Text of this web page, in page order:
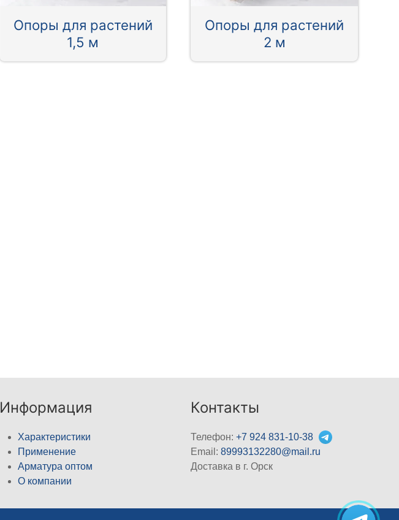
Опоры для растений
1,5 м
Опоры для растений
2 м
Информация
Характеристики
Применение
Арматура оптом
О компании
Контакты
Телефон:+7 924 831-10-38
Email:89993132280@mail.ru
Доставка в г. Орск